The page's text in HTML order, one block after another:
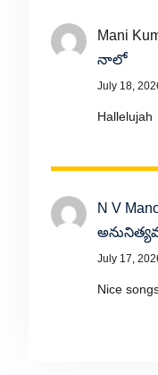
Mani
నాలో
July 18,
Hallelujah
N V
July 17,
Nice